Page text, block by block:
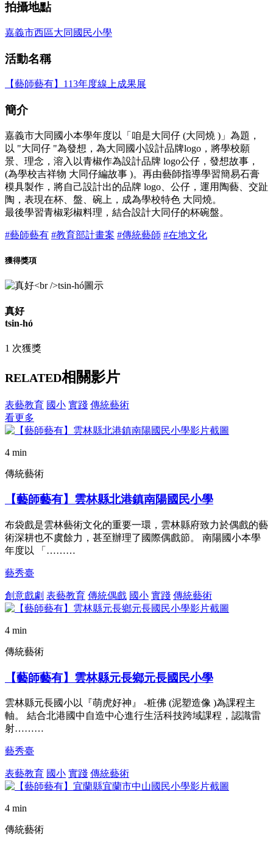
拍攝地點
嘉義市西區大同國民小學
活動名稱
【藝師藝有】113年度線上成果展
簡介
嘉義市大同國小本學年度以「咱是大同仔 (大同燒 )」為題，
以 "大同仔 "為發想，為大同國小設計品牌logo，將學校願
景、理念，溶入以青椒作為設計品牌 logo公仔，發想故事，
(為學校吉祥物 大同仔編故事 )。再由藝師指導學習簡易石膏
模具製作，將自己設計出的品牌 logo、公仔，運用陶藝、交趾
陶，表現在杯、盤、碗上，成為學校特色 大同燒。
最後學習青椒彩椒料理，結合設計大同仔的杯碗盤。
#藝師藝有 #教育部計畫案 #傳統藝師 #在地文化
獲得獎項
真好
tsin-hó
1 次獲獎
RELATED相關影片
表藝教育 國小 實踐 傳統藝術
看更多
4 min
傳統藝術
【藝師藝有】雲林縣北港鎮南陽國民小學
布袋戲是雲林藝術文化的重要一環，雲林縣府致力於偶戲的藝
術深耕也不虞餘力，甚至辦理了國際偶戲節。 南陽國小本學
年度以 「………
藝秀臺
創意戲劇 表藝教育 傳統偶戲 國小 實踐 傳統藝術
4 min
傳統藝術
【藝師藝有】雲林縣元長鄉元長國民小學
雲林縣元長國小以『萌虎好神』 -粧佛 (泥塑造像 )為課程主
軸。 結合北港國中自造中心進行生活科技跨域課程，認識雷
射………
藝秀臺
表藝教育 國小 實踐 傳統藝術
4 min
傳統藝術